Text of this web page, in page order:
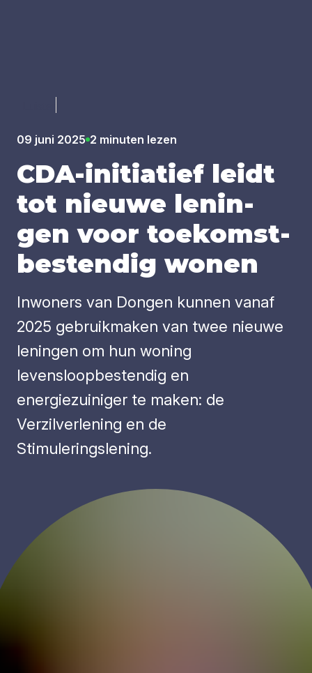
09 juni 2025 2 minuten lezen
CDA-ini­ti­a­tief leidt
tot nieu­we lenin­
gen voor toe­komst­
be­sten­dig wonen
Inwoners van Dongen kunnen vanaf
2025 gebruikmaken van twee nieuwe
leningen om hun woning
levensloopbestendig en
energiezuiniger te maken: de
Verzilverlening en de
Stimuleringslening.